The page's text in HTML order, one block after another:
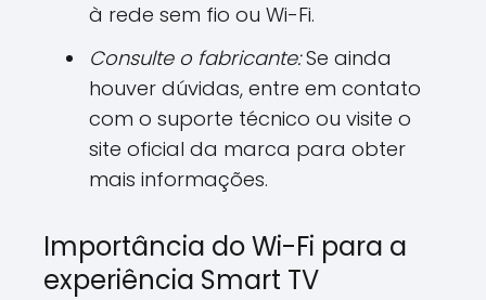
à rede sem fio ou Wi-Fi.
Consulte o fabricante:Se ainda
houver dúvidas, entre em contato
com o suporte técnico ou visite o
site oficial da marca para obter
mais informações.
Importância do Wi-Fi para a
experiência Smart TV